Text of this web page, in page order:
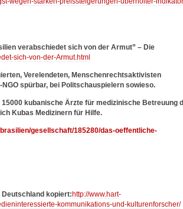
verabschiedet sich von der Armut” – Die
sich-von-der-Armut.html
Verelendeten, Menschenrechtsaktivisten
spürbar, bei Politschauspielern sowieso.
kubanische Ärzte für medizinische Betreuung
Kubas Medizinern für Hilfe.
gesellschaft/185280/das-oeffentliche-
Deutschland kopiert:http://www.hart-
kommunikations-und-kulturenforscher/